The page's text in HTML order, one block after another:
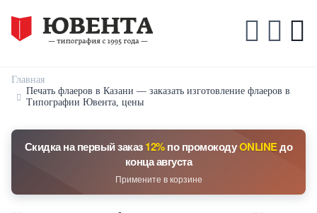
Главная
Печать флаеров в Казани — заказать изготовление флаеров в
Типографии Ювента, цены
Скидка на первый заказ12%по промокодуONLINEдо
конца августа
Примените в корзине